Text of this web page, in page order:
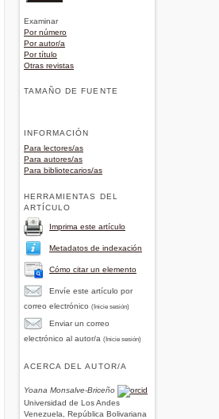
Examinar
Por número
Por autor/a
Por título
Otras revistas
TAMAÑO DE FUENTE
INFORMACIÓN
Para lectores/as
Para autores/as
Para bibliotecarios/as
HERRAMIENTAS DEL
ARTÍCULO
Imprima este artículo
Metadatos de indexación
Cómo citar un elemento
Envíe este artículo por
correo electrónico (Inicie sesión)
Enviar un correo
electrónico al autor/a (Inicie sesión)
ACERCA DEL AUTOR/A
Yoana Monsalve-Briceño
Universidad de Los Andes
Venezuela, República Bolivariana